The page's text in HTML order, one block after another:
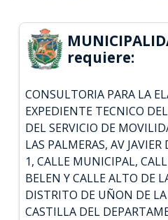
requiere:
CONSULTORIA PARA LA
EXPEDIENTE TECNICO
DEL SERVICIO DE
LAS PALMERAS, AV
1, CALLE MUNICIPAL,
BELEN Y CALLE ALTO DE
DISTRITO DE UÑON DE
CASTILLA DEL